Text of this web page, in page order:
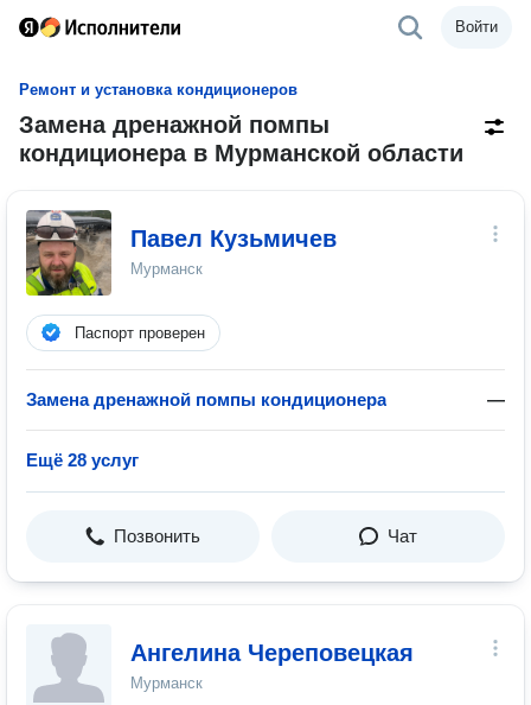
Войти
Ремонт и установка кондиционеров
Замена дренажной помпы
кондиционера в Мурманской области
Павел Кузьмичев
Мурманск
Паспорт проверен
Замена дренажной помпы кондиционера —
Ещё 28 услуг
Позвонить Чат
Ангелина Череповецкая
Мурманск